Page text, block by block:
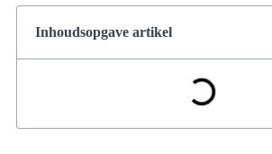
Inhoudsopgave artikel